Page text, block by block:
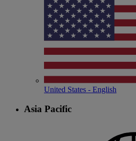
United States - English
Asia Pacific